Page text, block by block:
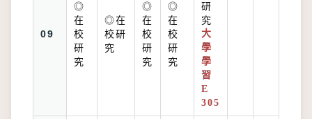
09
◎
在
校
研
究
◎在
校研
究
◎
在
校
研
究
◎
在
校
研
究
研
究
大
學
學
習
E
305